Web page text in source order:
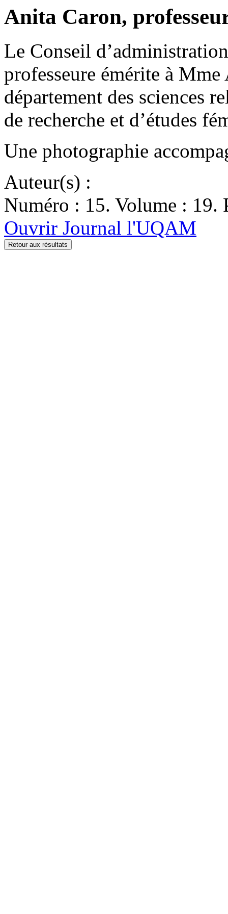
Anita Caron,
Le Conseil
professeure émérite à
département des sciences
de recherche et d’études
Une photographie
Auteur(s) :
Numéro : 15. Volume : 19.
Ouvrir Journal l'UQAM
Retour aux résultats